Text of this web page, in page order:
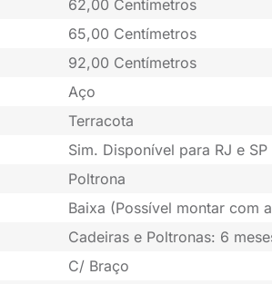
62,00 Centímetros
65,00 Centímetros
92,00 Centímetros
Aço
Terracota
Sim. Disponível para RJ e
Poltrona
Baixa (Possível montar com
Cadeiras e Poltronas: 6
C/ Braço